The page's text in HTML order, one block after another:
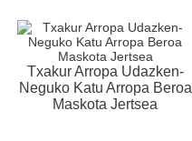
Txakur Arropa Udazken-
Neguko Katu Arropa Beroa
Maskota Jertsea